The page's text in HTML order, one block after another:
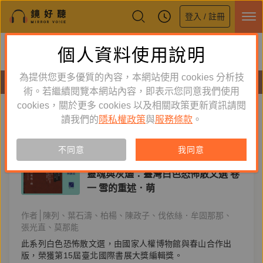
登入 / 註冊
鏡好聽全新APP上線
體驗全面升級，即刻下載
有聲書
國家人權博物館 新到舊 舊到新
有聲書
靈魂與灰燼：臺灣白色恐怖散文選 卷
一 雪的重述．萌
作者 陳列 葉石濤 柏楊 陳政子
伐依絲．牟固那那
張光直
莫那能
此系列白色恐怖散文選，由國家人權博物館與春山合作出
版，榮獲第15屆臺北國際書展大獎編輯獎。
個人資料使用說明
為提供您更多優質的內容，本網站使用 cookies 分析技
術。若繼續閱覽本網站內容，即表示您同意我們使用
cookies，關於更多 cookies 以及相關政策更新資訊請閱
讀我們的 隱私權政策與服務條款 。
不同意 我同意